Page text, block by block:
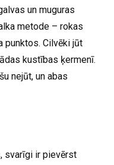
un muguras
metode – rokas
punktos. Cilvēki jūt
kustības ķermenī.
nejūt, un abas
svarīgi ir pievērst